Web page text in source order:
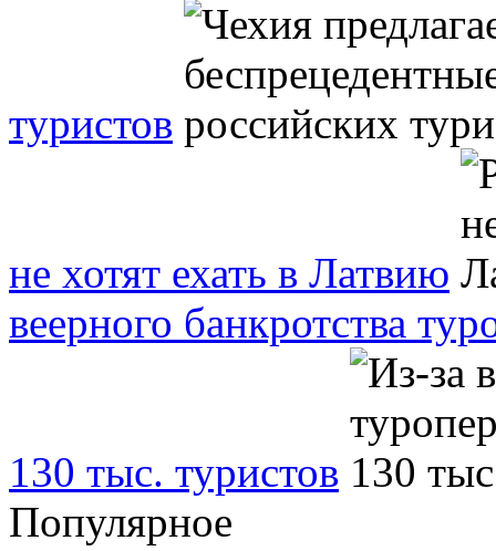
туристов
не хотят ехать в Латвию
веерного банкротства
130 тыс. туристов
Популярное